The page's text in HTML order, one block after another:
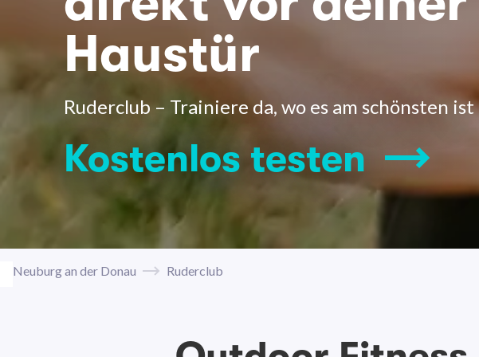
Haustür
Ruderclub – Trainiere da, wo es am schönsten ist
Kostenlos testen
Neuburg an der Donau Ruderclub